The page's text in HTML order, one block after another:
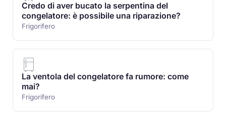
Credo di aver bucato la serpentina del
congelatore: è possibile una riparazione?
Frigorifero
La ventola del congelatore fa rumore: come
mai?
Frigorifero